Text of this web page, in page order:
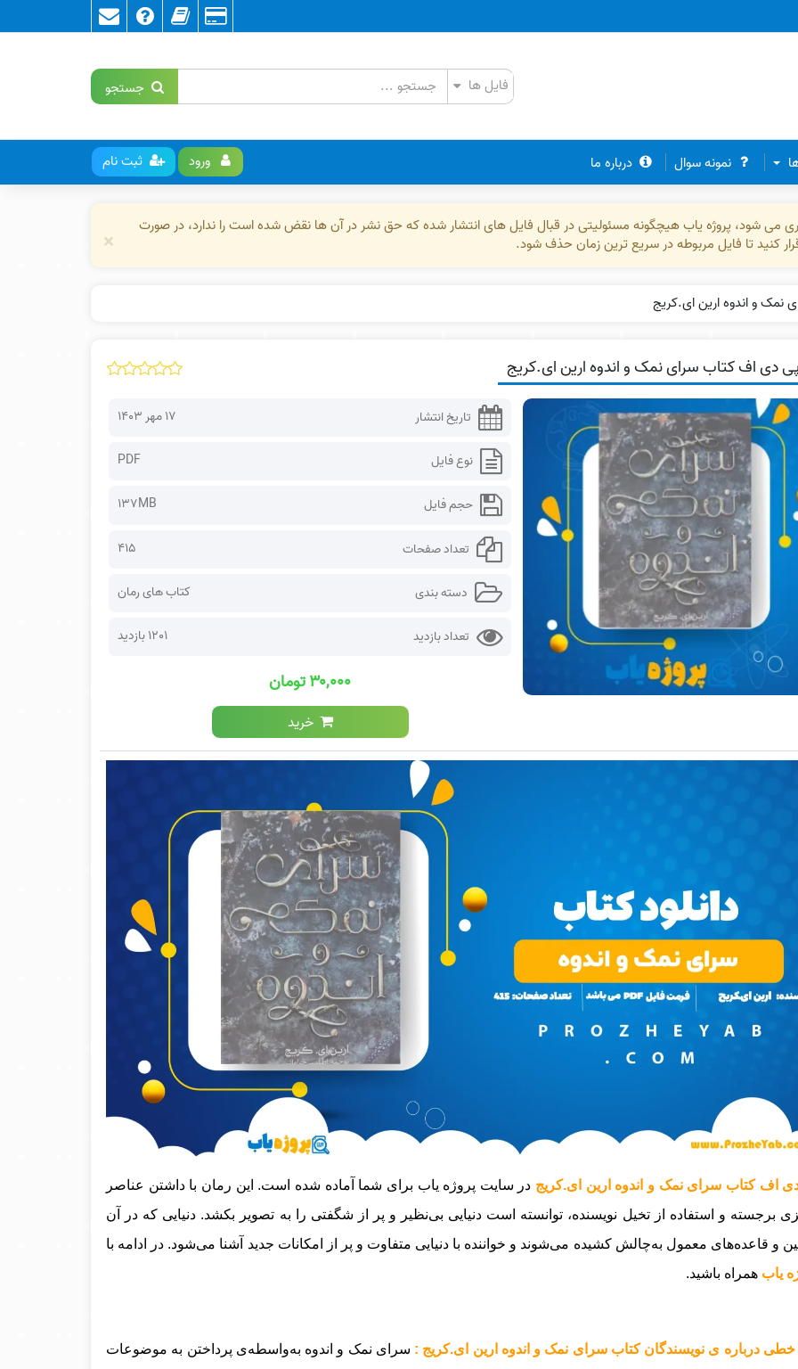
جستجو
نمونه سوال درباره ما ورود ثبت نام
می شود، پروژه یاب هیچگونه مسئولیتی در قبال فایل های انتشار شده که حق نشر در آن ها نقض شده است را ندارد، در صورت
کنید تا فایل مربوطه در سریع ترین زمان حذف شود.
×
و اندوه ارین ای.کریج
دی اف کتاب سرای نمک و اندوه ارین ای.کریج
تاریخ انتشار ۱۷ مهر ۱۴۰۳
نوع فایل PDF
حجم فایل 137MB
تعداد صفحات 415
دسته بندی کتاب های رمان
تعداد بازدید 1201 بازدید
۳۰,۰۰۰ تومان
خرید
اف کتاب سرای نمک و اندوه ارین ای.کریج در سایت پروژه یاب برای شما آماده شده است. این رمان با داشتن عناصر
برجسته و استفاده از تخیل نویسنده، توانسته است دنیایی بی‌نظیر و پر از شگفتی را به تصویر بکشد. دنیایی که در آن
و قاعده‌های معمول به‌چالش کشیده می‌شوند و خواننده با دنیایی متفاوت و پر از امکانات جدید آشنا می‌شود. در ادامه با
یاب همراه باشید.
خطی درباره ی نویسندگان کتاب سرای نمک و اندوه ارین ای.کریج : سرای نمک و اندوه به‌واسطه‌ی پرداختن به موضوعات